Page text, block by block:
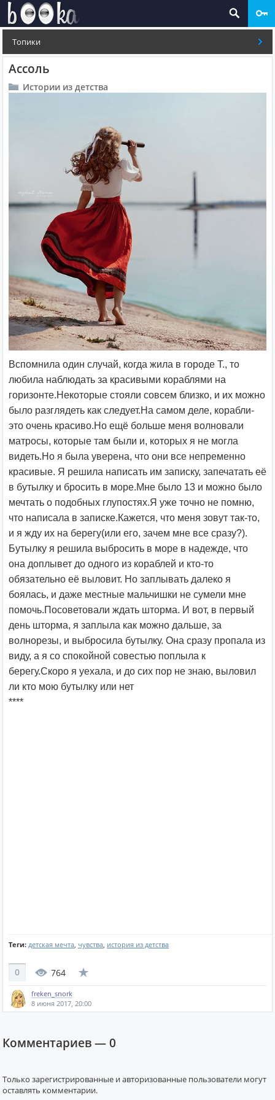
Топики
Ассоль
Истории из детства
Вспомнила один случай, когда жила в городе Т., то
любила наблюдать за красивыми кораблями на
горизонте.Некоторые стояли совсем близко, и их можно
было разглядеть как следует.На самом деле, корабли-
это очень красиво.Но ещё больше меня волновали
матросы, которые там были и, которых я не могла
видеть.Но я была уверена, что они все непременно
красивые. Я решила написать им записку, запечатать её
в бутылку и бросить в море.Мне было 13 и можно было
мечтать о подобных глупостях.Я уже точно не помню,
что написала в записке.Кажется, что меня зовут так-то,
и я жду их на берегу(или его, зачем мне все сразу?).
Бутылку я решила выбросить в море в надежде, что
она доплывет до одного из кораблей и кто-то
обязательно её выловит. Но заплывать далеко я
боялась, и даже местные мальчишки не сумели мне
помочь.Посоветовали ждать шторма. И вот, в первый
день шторма, я заплыла как можно дальше, за
волнорезы, и выбросила бутылку. Она сразу пропала из
виду, а я со спокойной совестью поплыла к
берегу.Скоро я уехала, и до сих пор не знаю, выловил
ли кто мою бутылку или нет
****
Теги: детская мечта, чувства, история из детства
0 764
freken_snork
8 июня 2017, 20:00
Комментариев —0
Только зарегистрированные и авторизованные пользователи могут
оставлять комментарии.